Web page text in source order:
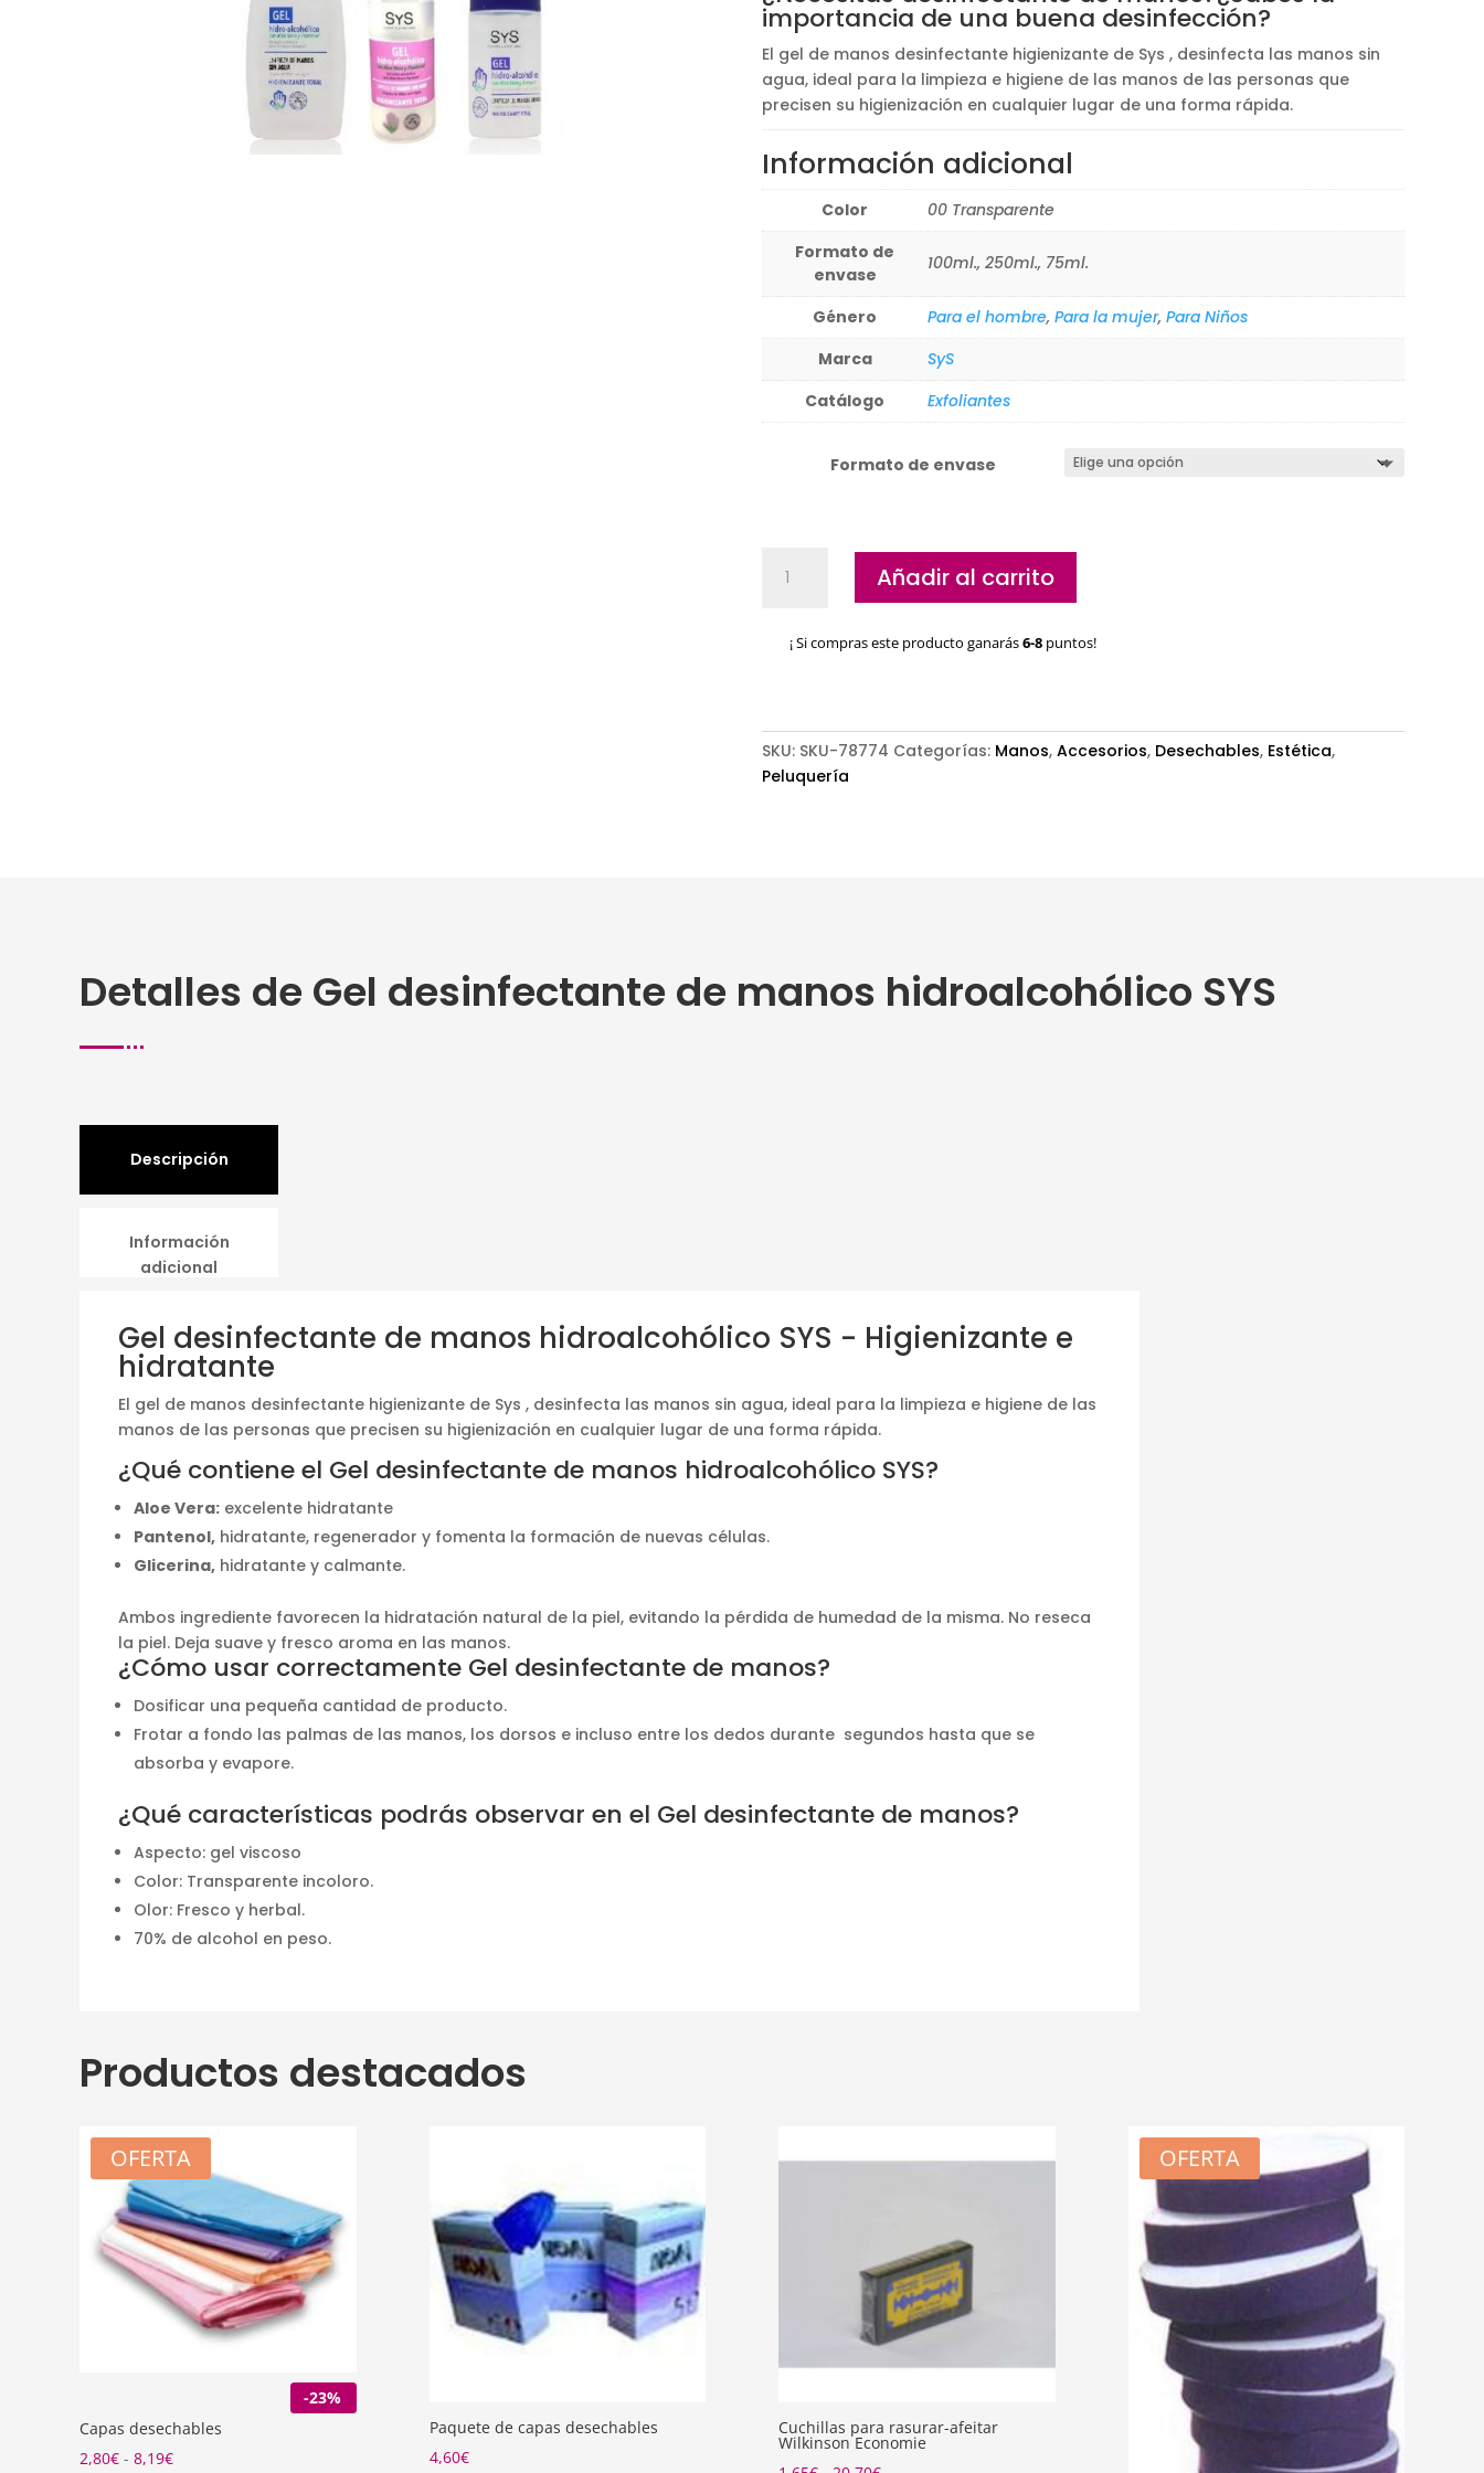
3,50€
6,30€
desde
hasta
5,04€
importancia de una buena desinfección?
El gel de manos desinfectante higienizante de Sys , desinfecta las manos sin
agua, ideal para la limpieza e higiene de las manos de las personas que
precisen su higienización en cualquier lugar de una forma rápida.
Información adicional
Color
00 Transparente
Formato de
envase
100ml., 250ml., 75ml.
Género Para el hombre, Para la mujer, Para Niños
Marca
SyS
Catálogo
Exfoliantes
Formato de envase
desinfectante
manos
Añadir al carrito
¡ Si compras este producto ganarás6-8 puntos!
SKU: SKU-78774 Categorías: Manos, Accesorios, Desechables, Estética,
Peluquería
Detalles de Gel desinfectante de manos hidroalcohólico SYS
Descripción
Información
adicional
Gel desinfectante de manos hidroalcohólico SYS - Higienizante e
hidratante
El gel de manos desinfectante higienizante de Sys , desinfecta las manos sin agua, ideal para la limpieza e higiene de las
manos de las personas que precisen su higienización en cualquier lugar de una forma rápida.
¿Qué contiene el Gel desinfectante de manos hidroalcohólico SYS?
Aloe Vera: excelente hidratante
Pantenol, hidratante, regenerador y fomenta la formación de nuevas células.
Glicerina, hidratante y calmante.
Ambos ingrediente favorecen la hidratación natural de la piel, evitando la pérdida de humedad de la misma. No reseca
la piel. Deja suave y fresco aroma en las manos.
¿Cómo usar correctamente Gel desinfectante de manos?
Dosificar una pequeña cantidad de producto.
Frotar a fondo las palmas de las manos, los dorsos e incluso entre los dedos durante segundos hasta que se
absorba y evapore.
¿Qué características podrás observar en el Gel desinfectante de manos?
Aspecto: gel viscoso
Color: Transparente incoloro.
Olor: Fresco y herbal.
70% de alcohol en peso.
Productos destacados
OFERTA
-23%
Capas desechables
2,80€ - 8,19€Rango
Paquete de capas desechables
4,60€
Cuchillas para rasurar-afeitar
Wilkinson Economie
OFERTA